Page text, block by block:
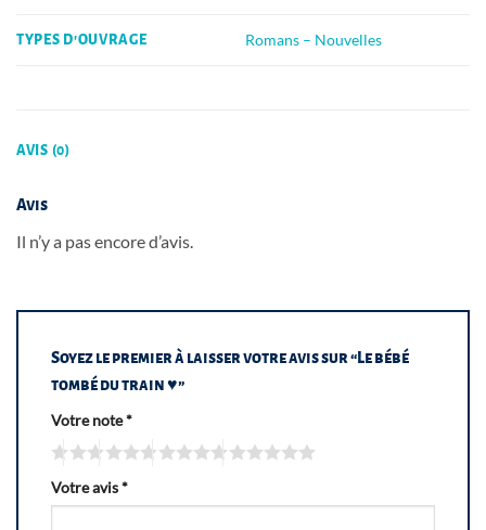
TYPES D'OUVRAGE Romans – Nouvelles
AVIS (0)
Avis
Il n’y a pas encore d’avis.
Soyez le premier à laisser votre avis sur “Le bébé
tombé du train ♥”
Votre note*
Votre avis*